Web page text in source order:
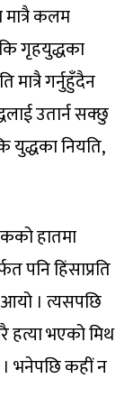
कलम
गृहयुद्धका
मात्रै गर्नुहुँदैन
उतार्न सक्छु
नियति,
हातमा
पनि हिंसाप्रति
। त्यसपछि
हत्या भएको मिथ
। भनेपछि कहीं न